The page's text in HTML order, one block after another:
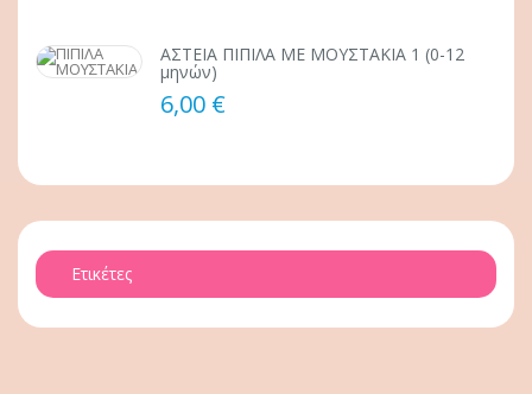
ΑΣΤΕΙΑ ΠΙΠΙΛΑ ΜΕ ΜΟΥΣΤΑΚΙΑ 1 (0-12
μηνών)
6,00 €
Ετικέτες